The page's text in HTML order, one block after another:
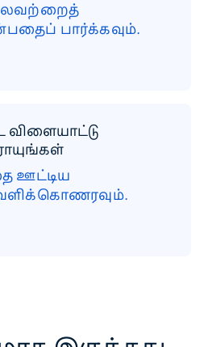
பார்க்கவும்.
விளையாட்டு
ஊட்டிய